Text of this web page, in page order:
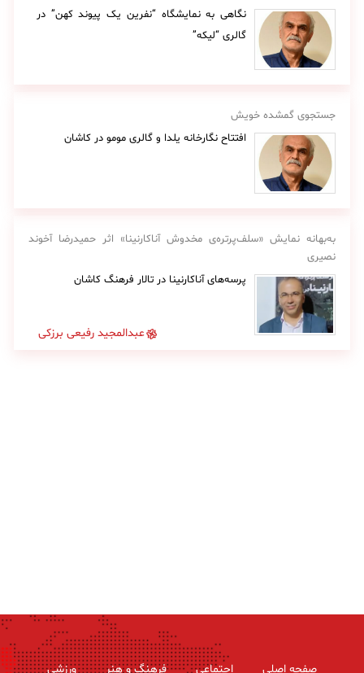
نگاهی به نمایشگاه “نفرین یک پیوند کهن” در
گالری “لیکه”
جستجوی گمشده خویش
افتتاح نگارخانه یلدا و گالری مومو در کاشان
به‌بهانه نمایش «سلف‌پرتره‌ی مخدوش آناکارنینا» اثر حمیدرضا آخوند
نصیری
پرسه‌های آناکارنینا در تالار فرهنگ کاشان
عبدالمجید رفیعی برزکی
صفحه اصلی اجتماعی فرهنگ و هنر ورزشی